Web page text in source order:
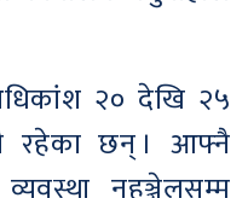
२० देखि २५
रहेका छन् । आफ्नै